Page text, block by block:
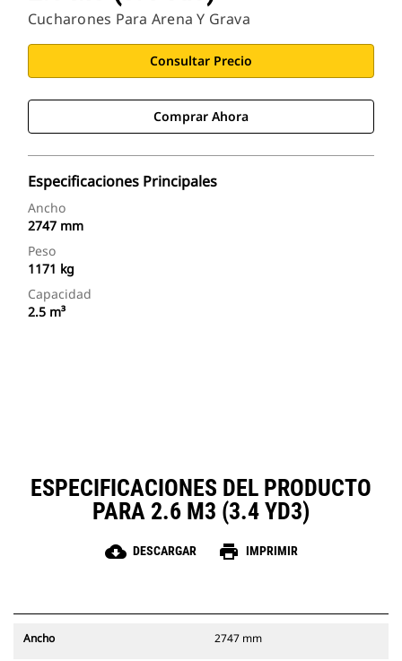
Cucharones Para Arena Y Grava
Consultar Precio
Comprar Ahora
Especificaciones Principales
Ancho
2747 mm
Peso
1171 kg
Capacidad
2.5 m³
ESPECIFICACIONES DEL PRODUCTO
PARA 2.6 M3 (3.4 YD3)
cloud_download DESCARGAR print IMPRIMIR
Ancho 2747 mm